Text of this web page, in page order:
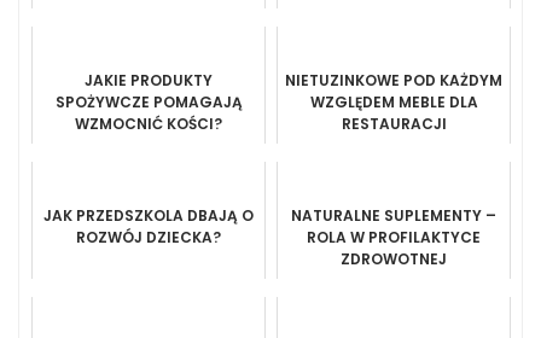
JAKIE PRODUKTY
SPOŻYWCZE POMAGAJĄ
WZMOCNIĆ KOŚCI?
NIETUZINKOWE POD KAŻDYM
WZGLĘDEM MEBLE DLA
RESTAURACJI
JAK PRZEDSZKOLA DBAJĄ O
ROZWÓJ DZIECKA?
NATURALNE SUPLEMENTY –
ROLA W PROFILAKTYCE
ZDROWOTNEJ